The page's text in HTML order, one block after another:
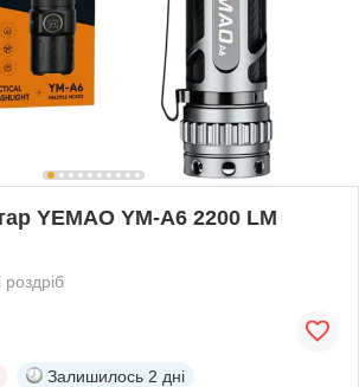
YEMAO YM-A6 2200 LM
роздріб
Залишилось 2 дні